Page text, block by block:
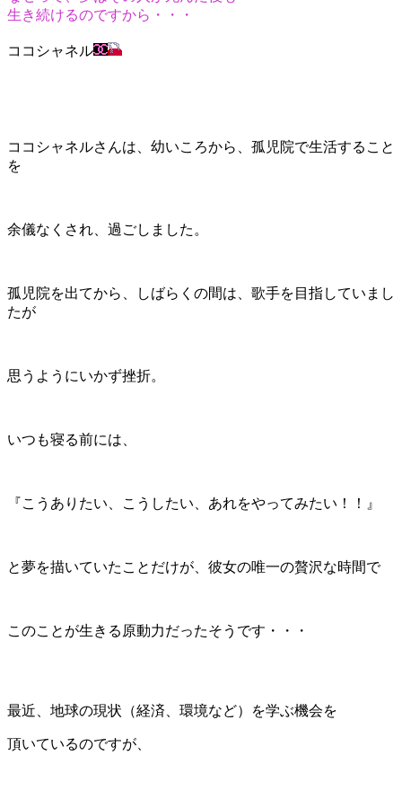
生き続けるのですから・・・
ココシャネル
ココシャネルさんは、幼いころから、孤児院で生活すること
を
余儀なくされ、過ごしました。
孤児院を出てから、しばらくの間は、歌手を目指していまし
たが
思うようにいかず挫折。
いつも寝る前には、
『こうありたい、こうしたい、あれをやってみたい！！』
と夢を描いていたことだけが、彼女の唯一の贅沢な時間で
このことが生きる原動力だったそうです・・・
最近、地球の現状（経済、環境など）を学ぶ機会を
頂いているのですが、